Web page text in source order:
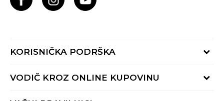
KORISNIČKA PODRŠKA
Provjeri status porudžbine
VODIČ KROZ ONLINE KUPOVINU
Načini isporuke